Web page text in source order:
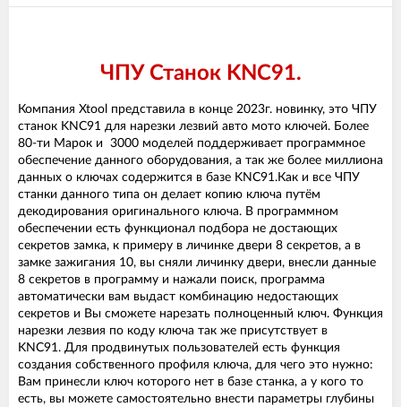
ЧПУ Станок KNC91.
Компания Xtool представила в конце 2023г. новинку, это ЧПУ
станок KNC91 для нарезки лезвий авто мото ключей. Более
80-ти Марок и 3000 моделей поддерживает программное
обеспечение данного оборудования, а так же более миллиона
данных о ключах содержится в базе KNC91.Как и все ЧПУ
станки данного типа он делает копию ключа путём
декодирования оригинального ключа. В программном
обеспечении есть функционал подбора не достающих
секретов замка, к примеру в личинке двери 8 секретов, а в
замке зажигания 10, вы сняли личинку двери, внесли данные
8 секретов в программу и нажали поиск, программа
автоматически вам выдаст комбинацию недостающих
секретов и Вы сможете нарезать полноценный ключ. Функция
нарезки лезвия по коду ключа так же присутствует в
KNC91. Для продвинутых пользователей есть функция
создания собственного профиля ключа, для чего это нужно:
Вам принесли ключ которого нет в базе станка, а у кого то
есть, вы можете самостоятельно внести параметры глубины